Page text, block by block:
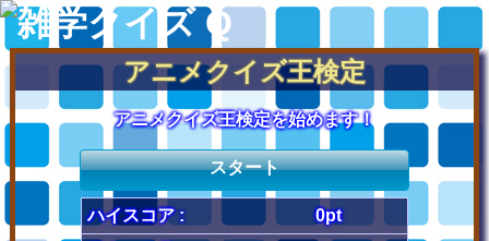
アニメクイズ王検定
アニメクイズ王検定を始めます！
スタート
ハイスコア :
0pt